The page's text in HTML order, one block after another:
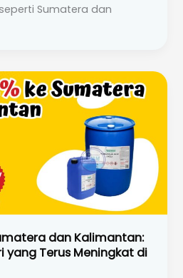
Sumatera dan
dan Kalimantan:
yang Terus Meningkat di